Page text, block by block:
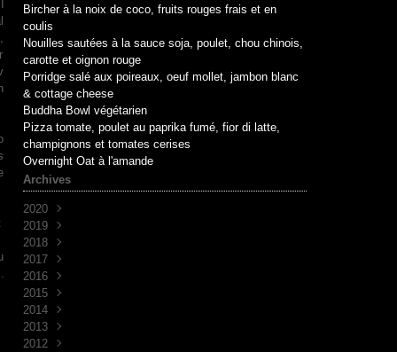
Bircher à la noix de coco, fruits rouges frais et en
coulis
Nouilles sautées à la sauce soja, poulet, chou chinois,
carotte et oignon rouge
Porridge salé aux poireaux, oeuf mollet, jambon blanc
& cottage cheese
Buddha Bowl végétarien
Pizza tomate, poulet au paprika fumé, fior di latte,
champignons et tomates cerises
Overnight Oat à l'amande
Archives
2020
Mai(1)
Avril
2019
Juin
Mai(1)
Avril
Mars
2018
Novembre
Octobre
Septembre
Août
Juillet
Juin
2017
Décembre
Novembre
Octobre
Septembre
Juin
2016
Décembre
Novembre
Octobre
Septembre
2015
Décembre
Novembre
Octobre
2014
Décembre
Novembre
2013
Décembre
2012